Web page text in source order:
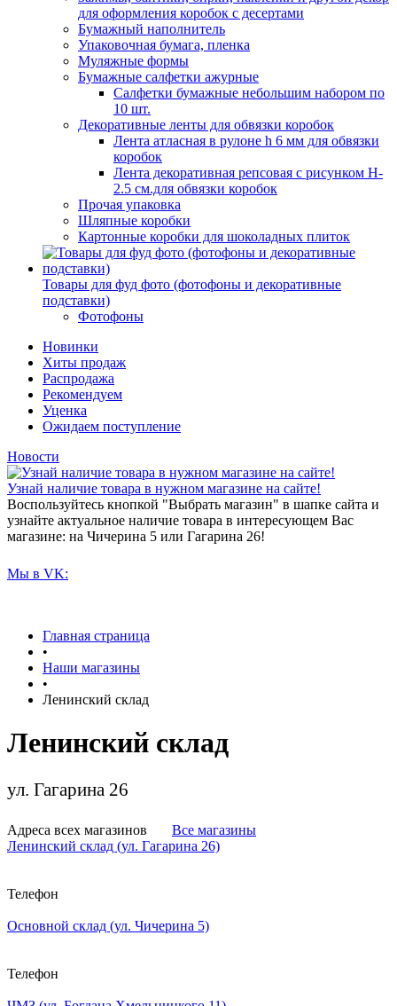
для оформления коробок с десертами
Бумажный наполнитель
Упаковочная бумага, пленка
Муляжные формы
Бумажные салфетки ажурные
Салфетки бумажные небольшим набором по
10 шт.
Декоративные ленты для обвязки коробок
Лента атласная в рулоне h 6 мм для обвязки
коробок
Лента декоративная репсовая с рисунком H-
2.5 см.для обвязки коробок
Прочая упаковка
Шляпные коробки
Картонные коробки для шоколадных плиток
Товары для фуд фото (фотофоны и декоративные
подставки)
Фотофоны
Новинки
Хиты продаж
Распродажа
Рекомендуем
Уценка
Ожидаем поступление
Новости
Узнай наличие товара в нужном магазине на сайте!
Воспользуйтесь кнопкой "Выбрать магазин" в шапке сайта и
узнайте актуальное наличие товара в интересующем Вас
магазине: на Чичерина 5 или Гагарина 26!
Мы в VK:
Главная страница
•
Наши магазины
•
Ленинский склад
Ленинский склад
ул. Гагарина 26
Адреса всех магазинов
Все магазины
Ленинский склад (ул. Гагарина 26)
Телефон
Основной склад (ул. Чичерина 5)
Телефон